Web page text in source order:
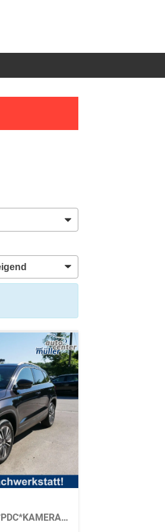
Selection 1.5 TSI DSG*ACC*PDC*KAMERA*TEMPOMAT*LED*SMARTLINK*KLIMA*RADIO*17-ZOLL